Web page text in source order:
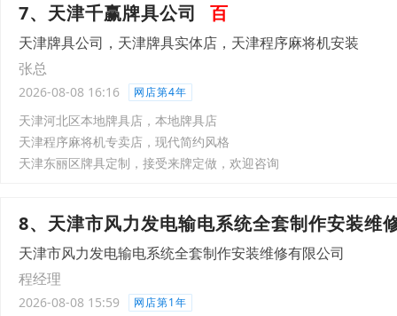
7、天津千赢牌具公司 百
天津牌具公司，天津牌具实体店，天津程序麻将机安装
张总
2026-08-08 16:16 网店第4年
天津河北区本地牌具店，本地牌具店
天津程序麻将机专卖店，现代简约风格
天津东丽区牌具定制，接受来牌定做，欢迎咨询
8、天津市风力发电输电系统全套制作安装维
天津市风力发电输电系统全套制作安装维修有限公司
程经理
2026-08-08 15:59 网店第1年